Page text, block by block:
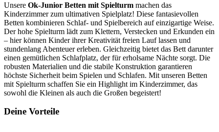
Unsere Ok-Junior Betten mit Spielturm machen das
Kinderzimmer zum ultimativen Spielplatz! Diese fantasievollen
Betten kombinieren Schlaf- und Spielbereich auf einzigartige Weise.
Der hohe Spielturm lädt zum Klettern, Verstecken und Erkunden ein
– hier können Kinder ihrer Kreativität freien Lauf lassen und
stundenlang Abenteuer erleben. Gleichzeitig bietet das Bett darunter
einen gemütlichen Schlafplatz, der für erholsame Nächte sorgt. Die
robusten Materialien und die stabile Konstruktion garantieren
höchste Sicherheit beim Spielen und Schlafen. Mit unseren Betten
mit Spielturm schaffen Sie ein Highlight im Kinderzimmer, das
sowohl die Kleinen als auch die Großen begeistert!
Deine Vorteile